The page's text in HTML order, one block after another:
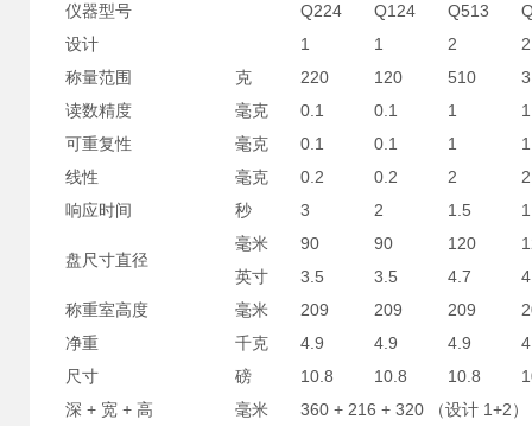
仪器型号
Q224 Q124 Q513
设计
1 1 2
2
称量范围
克 220 120 510
读数精度
毫克 0.1 0.1 1
1
可重复性
毫克 0.1 0.1 1
1
线性
毫克 0.2 0.2 2
2
响应时间
秒 3 2 1.5
盘尺寸直径
毫米 90 90 120
英寸
3.5 3.5 4.7
称重室高度
毫米 209 209 209
净重
千克 4.9 4.9 4.9
尺寸
磅 10.8 10.8 10.8
深 + 宽 + 高
毫米
360 + 216 + 320 （设计 1+2）